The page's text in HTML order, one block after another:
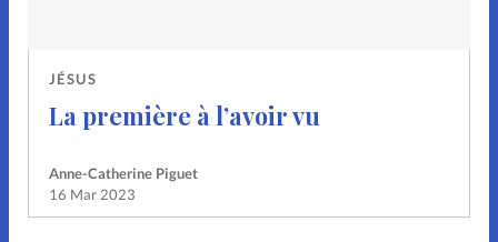
JÉSUS
La première à l’avoir vu
Anne-Catherine Piguet
16 Mar 2023